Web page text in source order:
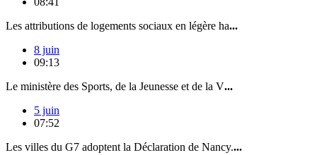
Les attributions de logements sociaux en légère ha...
8 juin
09:13
Le ministère des Sports, de la Jeunesse et de la V...
5 juin
07:52
Les villes du G7 adoptent la Déclaration de Nancy....